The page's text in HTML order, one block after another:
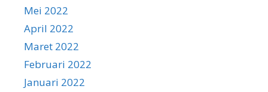
Mei 2022
April 2022
Maret 2022
Februari 2022
Januari 2022